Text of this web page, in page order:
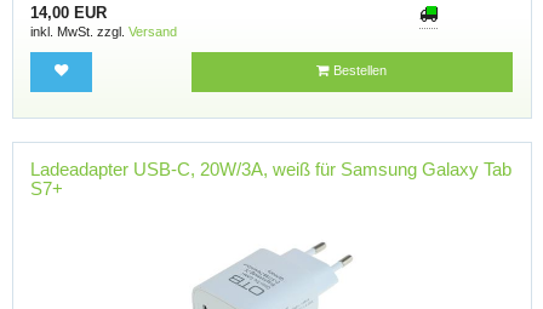
14,00 EUR
inkl. MwSt. zzgl. Versand
Bestellen
Ladeadapter USB-C, 20W/3A, weiß für Samsung Galaxy Tab
S7+